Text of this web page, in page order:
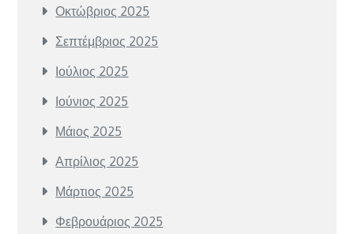
Οκτώβριος 2025
Σεπτέμβριος 2025
Ιούλιος 2025
Ιούνιος 2025
Μάιος 2025
Απρίλιος 2025
Μάρτιος 2025
Φεβρουάριος 2025